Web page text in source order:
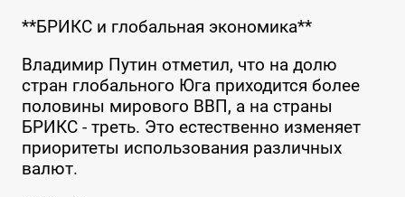
**БРИКС и глобальная экономика**
Владимир Путин отметил, что на долю
стран глобального Юга приходится более
половины мирового ВВП, а на страны
БРИКС - треть. Это естественно изменяет
приоритеты использования различных
валют.